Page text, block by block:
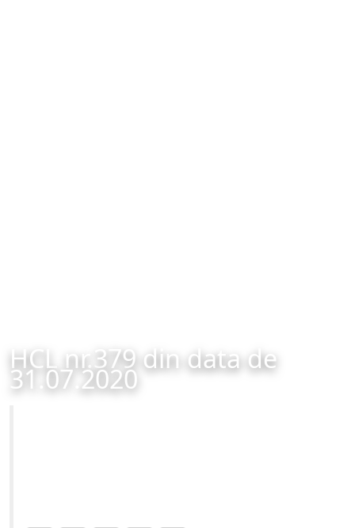
HCL nr.379 din data de
31.07.2020